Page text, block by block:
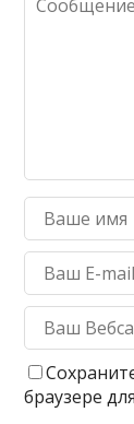
браузере